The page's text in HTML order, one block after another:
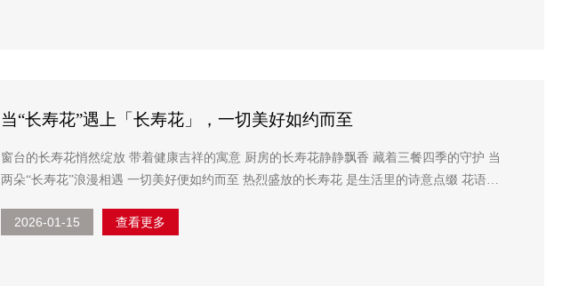
当“长寿花”遇上「长寿花」，一切美好如约而至
窗台的长寿花悄然绽放 带着健康吉祥的寓意 厨房的长寿花静静飘香 藏着三餐四季的守护 当
两朵“长寿花”浪漫相遇 一切美好便如约而至 热烈盛放的长寿花 是生活里的诗意点缀 花语藏
2026-01-15 查看更多